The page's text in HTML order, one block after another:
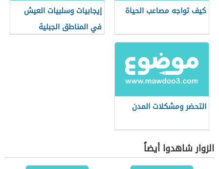
كيف تواجه مصاعب الحياة
إيجابيات وسلبيات العيش
في المناطق الجبلية
التحضر ومشكلات المدن
الزوار شاهدوا أيضاً